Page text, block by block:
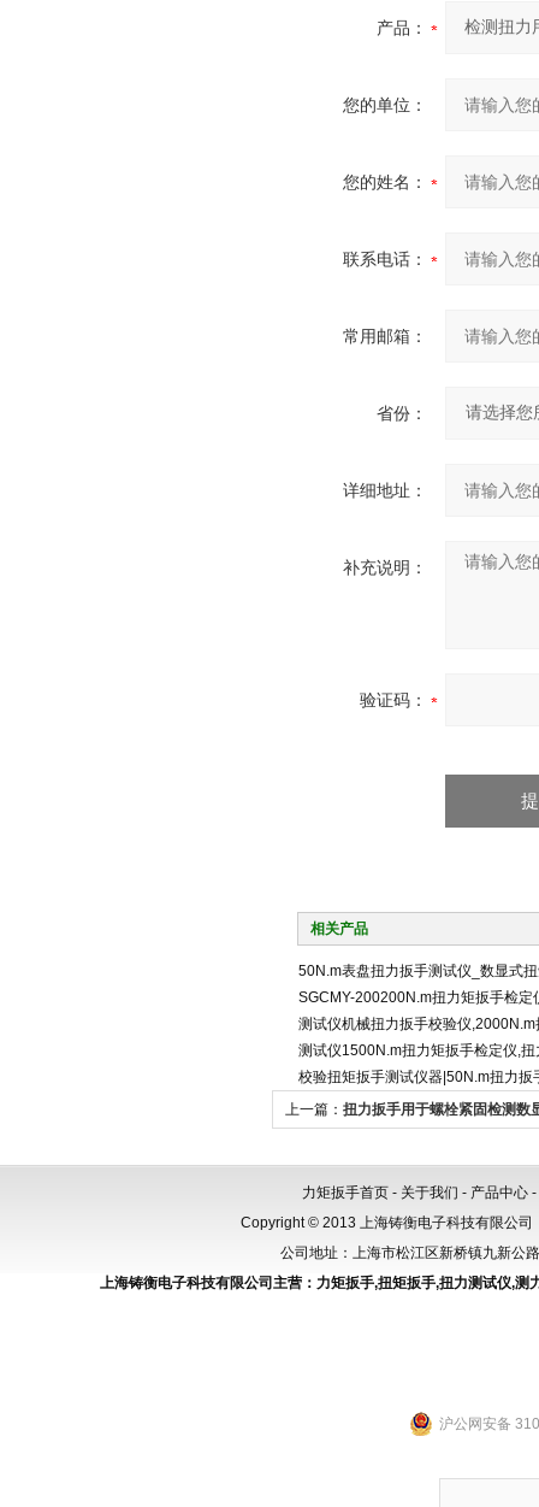
产品：
您的单位：
您的姓名：
联系电话：
常用邮箱：
省份：
详细地址：
补充说明：
验证码：
相关产品
50N.m表盘扭力扳手测试仪_数显式
SGCMY-200200N.m扭力矩扳手检定
测试仪机械扭力扳手校验仪
测试仪1500N.m扭力矩扳手检定仪,
校验扭矩扳手测试仪器|50N.m扭力扳
上一篇： 扭力扳手用于螺栓紧固检测数
力矩扳手首页 - 关于我们 - 产品中心 -
Copyright © 2013 上海铸衡电子科技有限公
公司地址：上海市松江区新桥镇九新
上海铸衡电子科技有限公司主营： 力矩扳手,扭矩扳手,扭力测试仪,测
沪公网安备